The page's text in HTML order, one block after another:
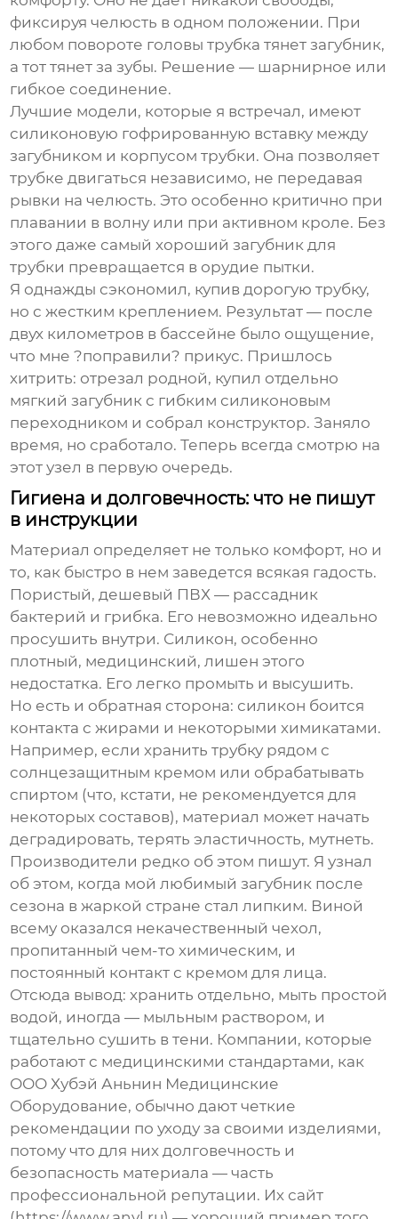
фиксируя челюсть в одном положении. При
любом повороте головы трубка тянет загубник,
а тот тянет за зубы. Решение — шарнирное или
гибкое соединение.
Лучшие модели, которые я встречал, имеют
силиконовую гофрированную вставку между
загубником и корпусом трубки. Она позволяет
трубке двигаться независимо, не передавая
рывки на челюсть. Это особенно критично при
плавании в волну или при активном кроле. Без
этого даже самый хорошийзагубник для
трубки превращается в орудие пытки.
Я однажды сэкономил, купив дорогую трубку,
но с жестким креплением. Результат — после
двух километров в бассейне было ощущение,
что мне ?поправили? прикус. Пришлось
хитрить: отрезал родной, купил отдельно
мягкий загубник с гибким силиконовым
переходником и собрал конструктор. Заняло
время, но сработало. Теперь всегда смотрю на
этот узел в первую очередь.
Гигиена и долговечность: что не пишут
в инструкции
Материал определяет не только комфорт, но и
то, как быстро в нем заведется всякая гадость.
Пористый, дешевый ПВХ — рассадник
бактерий и грибка. Его невозможно идеально
просушить внутри. Силикон, особенно
плотный, медицинский, лишен этого
недостатка. Его легко промыть и высушить.
Но есть и обратная сторона: силикон боится
контакта с жирами и некоторыми химикатами.
Например, если хранить трубку рядом с
солнцезащитным кремом или обрабатывать
спиртом (что, кстати, не рекомендуется для
некоторых составов), материал может начать
деградировать, терять эластичность, мутнеть.
Производители редко об этом пишут. Я узнал
об этом, когда мой любимый загубник после
сезона в жаркой стране стал липким. Виной
всему оказался некачественный чехол,
пропитанный чем-то химическим, и
постоянный контакт с кремом для лица.
Отсюда вывод: хранить отдельно, мыть простой
водой, иногда — мыльным раствором, и
тщательно сушить в тени. Компании, которые
работают с медицинскими стандартами, как
ООО Хубэй Аньнин Медицинские
Оборудование, обычно дают четкие
рекомендации по уходу за своими изделиями,
потому что для них долговечность и
безопасность материала — часть
профессиональной репутации. Их сайт